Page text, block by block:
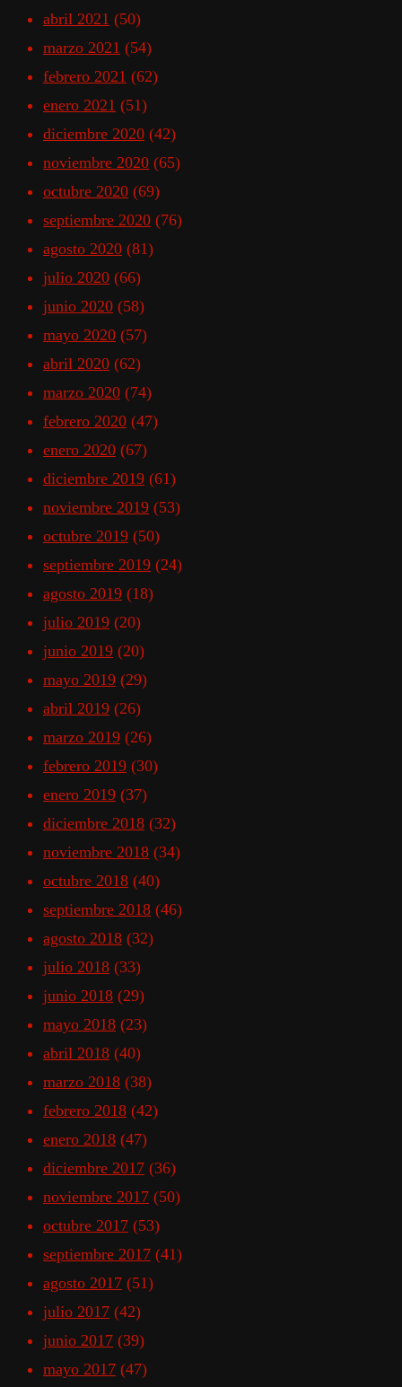
abril 2021 (50)
marzo 2021 (54)
febrero 2021 (62)
enero 2021 (51)
diciembre 2020 (42)
noviembre 2020 (65)
octubre 2020 (69)
septiembre 2020 (76)
agosto 2020 (81)
julio 2020 (66)
junio 2020 (58)
mayo 2020 (57)
abril 2020 (62)
marzo 2020 (74)
febrero 2020 (47)
enero 2020 (67)
diciembre 2019 (61)
noviembre 2019 (53)
octubre 2019 (50)
septiembre 2019 (24)
agosto 2019 (18)
julio 2019 (20)
junio 2019 (20)
mayo 2019 (29)
abril 2019 (26)
marzo 2019 (26)
febrero 2019 (30)
enero 2019 (37)
diciembre 2018 (32)
noviembre 2018 (34)
octubre 2018 (40)
septiembre 2018 (46)
agosto 2018 (32)
julio 2018 (33)
junio 2018 (29)
mayo 2018 (23)
abril 2018 (40)
marzo 2018 (38)
febrero 2018 (42)
enero 2018 (47)
diciembre 2017 (36)
noviembre 2017 (50)
octubre 2017 (53)
septiembre 2017 (41)
agosto 2017 (51)
julio 2017 (42)
junio 2017 (39)
mayo 2017 (47)